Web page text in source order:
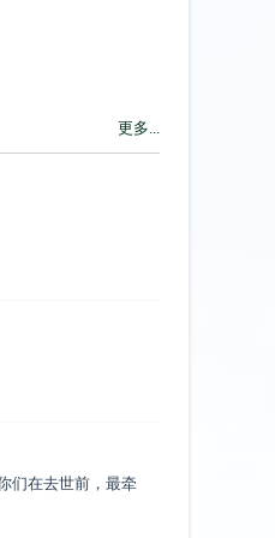
更多...
们在去世前，最牵